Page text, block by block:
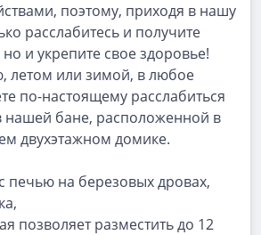
поэтому, приходя в нашу
расслабитесь и получите
и укрепите свое здоровье!
летом или зимой, в любое
по-настоящему расслабиться
нашей бане, расположенной в
двухэтажном домике.
печью на березовых дровах,
позволяет разместить до 12